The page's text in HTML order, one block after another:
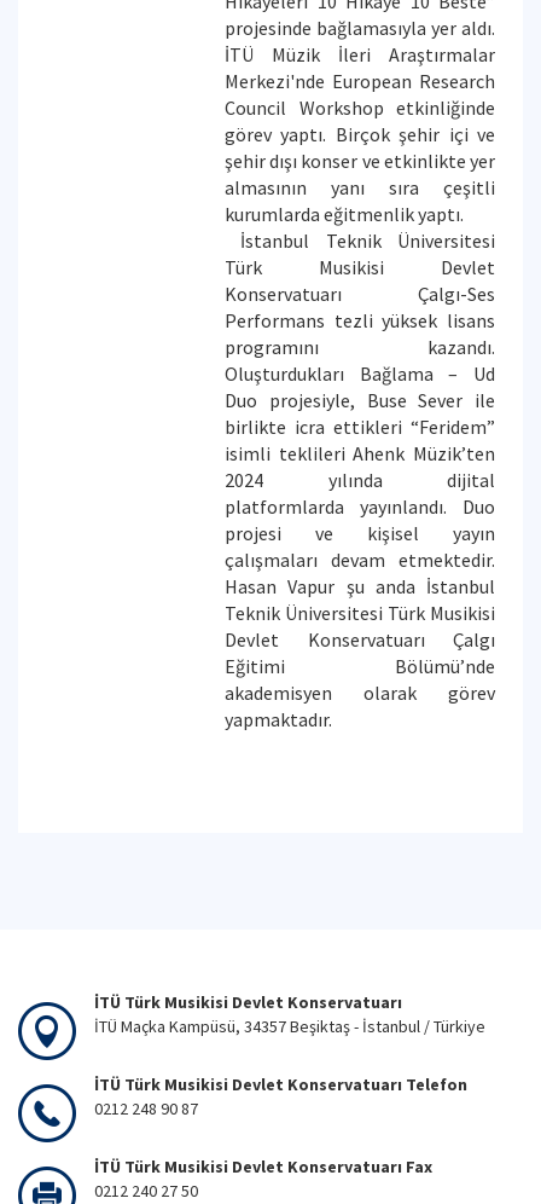
projesinde bağlamasıyla yer aldı.
İTÜ Müzik İleri Araştırmalar
Merkezi'nde European Research
Council Workshop etkinliğinde
görev yaptı. Birçok şehir içi ve
şehir dışı konser ve etkinlikte yer
almasının yanı sıra çeşitli
kurumlarda eğitmenlik yaptı.
İstanbul Teknik Üniversitesi
Türk Musikisi Devlet
Konservatuarı Çalgı-Ses
Performans tezli yüksek lisans
programını kazandı.
Oluşturdukları Bağlama – Ud
Duo projesiyle, Buse Sever ile
birlikte icra ettikleri “Feridem”
isimli teklileri Ahenk Müzik’ten
2024 yılında dijital
platformlarda yayınlandı. Duo
projesi ve kişisel yayın
çalışmaları devam etmektedir.
Hasan Vapur şu anda İstanbul
Teknik Üniversitesi Türk Musikisi
Devlet Konservatuarı Çalgı
Eğitimi Bölümü’nde
akademisyen olarak görev
yapmaktadır.
İTÜ Türk Musikisi Devlet Konservatuarı
İTÜ Maçka Kampüsü, 34357 Beşiktaş - İstanbul / Türkiye
İTÜ Türk Musikisi Devlet Konservatuarı Telefon
0212 248 90 87
İTÜ Türk Musikisi Devlet Konservatuarı Fax
0212 240 27 50